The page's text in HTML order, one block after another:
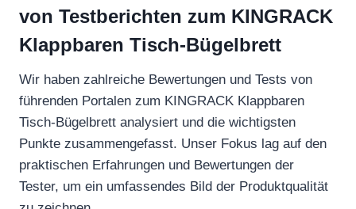
von Testberichten zum KINGRACK
Klappbaren Tisch-Bügelbrett
Wir haben zahlreiche Bewertungen und Tests von
führenden Portalen zum KINGRACK Klappbaren
Tisch-Bügelbrett analysiert und die wichtigsten
Punkte zusammengefasst. Unser Fokus lag auf den
praktischen Erfahrungen und Bewertungen der
Tester, um ein umfassendes Bild der Produktqualität